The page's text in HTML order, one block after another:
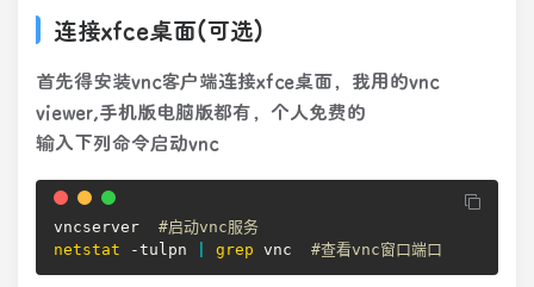
连接xfce桌面(可选)
首先得安装vnc客户端连接xfce桌面，我用的vnc
viewer,手机版电脑版都有，个人免费的
输入下列命令启动vnc
vncserver #启动vnc服务
netstat -tulpn grep vnc #查看vnc窗口端口